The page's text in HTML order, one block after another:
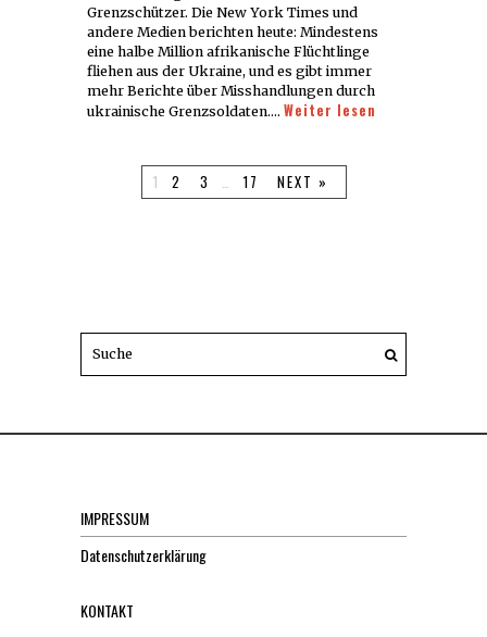
Grenzschützer. Die New York Times und
andere Medien berichten heute: Mindestens
eine halbe Million afrikanische Flüchtlinge
fliehen aus der Ukraine, und es gibt immer
mehr Berichte über Misshandlungen durch
ukrainische Grenzsoldaten.… Weiter lesen
1 2 3 17 NEXT »
IMPRESSUM
Datenschutzerklärung
KONTAKT